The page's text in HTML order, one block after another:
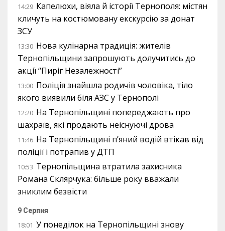
14:29 Капелюхи, віяла й історії Тернополя: містян
кличуть на костюмовану екскурсію за донат
ЗСУ
13:30 Нова кулінарна традиція: жителів
Тернопільщини запрошують долучитись до
акції “Пиріг Незалежності”
13:00 Поліція знайшла родичів чоловіка, тіло
якого виявили біля АЗС у Тернополі
12:20 На Тернопільщині попереджають про
шахраїв, які продають неіснуючі дрова
11:46 На Тернопільщині п’яний водій втікав від
поліції і потрапив у ДТП
10:53 Тернопільщина втратила захисника
Романа Склярчука: більше року вважали
зниклим безвісти
9 Серпня
18:01 У понеділок на Тернопільщині знову